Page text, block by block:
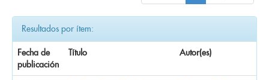
Resultados por ítem:
Fecha de
publicación
Título Autor(es)